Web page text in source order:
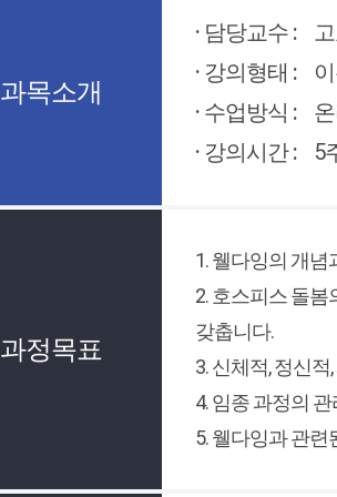
과목소개
· 담당교수 :
· 강의형태 :
· 수업방식 :
· 강의시간 :
5
과정목표
1. 웰다잉의 개
2. 호스피스 돌
갖춥니다.
3. 신체적, 정신
4. 임종 과정의
5. 웰다잉과 관